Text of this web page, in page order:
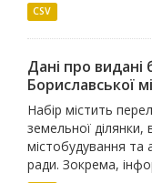
CSV
Дані про видані
Бориславської
Набір містить
земельної
містобудування та
ради. Зокрема,